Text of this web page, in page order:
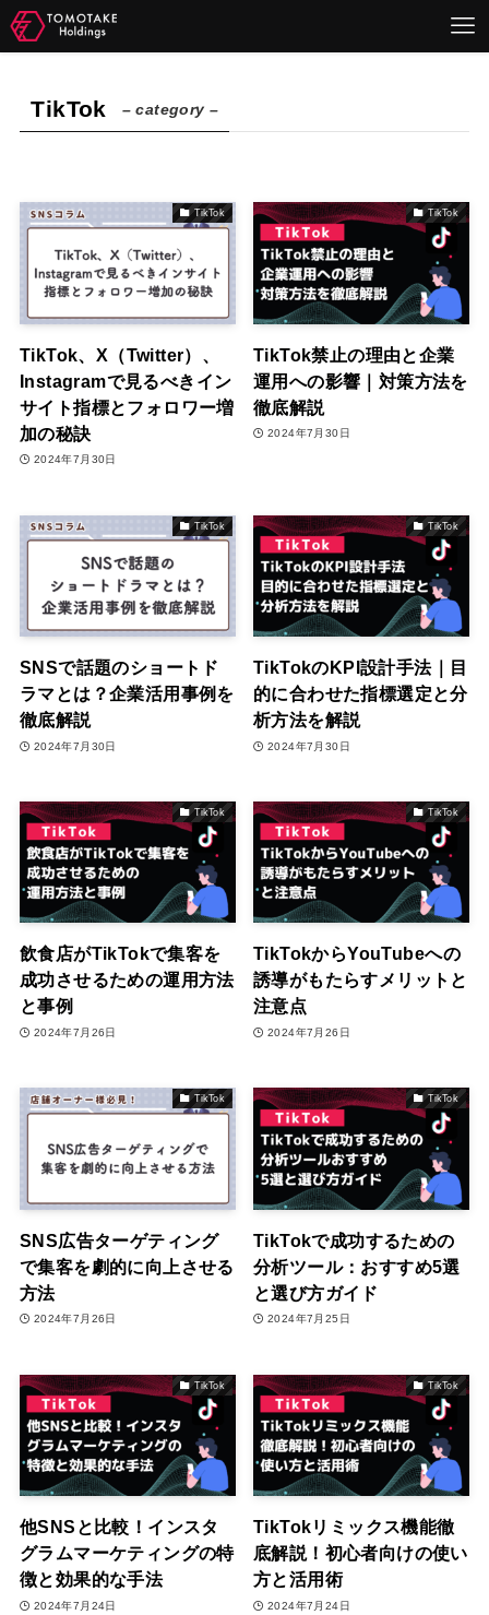
TikTok – category –
TikTok
TikTok、X（Twitter）、
Instagramで見るべきイン
サイト指標とフォロワー増
加の秘訣
2024年7月30日
TikTok
TikTok禁止の理由と企業
運用への影響｜対策方法を
徹底解説
2024年7月30日
TikTok
SNSで話題のショートド
ラマとは？企業活用事例を
徹底解説
2024年7月30日
TikTok
TikTokのKPI設計手法｜目
的に合わせた指標選定と分
析方法を解説
2024年7月30日
TikTok
飲食店がTikTokで集客を
成功させるための運用方法
と事例
2024年7月26日
TikTok
TikTokからYouTubeへの
誘導がもたらすメリットと
注意点
2024年7月26日
TikTok
SNS広告ターゲティング
で集客を劇的に向上させる
方法
2024年7月26日
TikTok
TikTokで成功するための
分析ツール：おすすめ5選
と選び方ガイド
2024年7月25日
TikTok
他SNSと比較！インスタ
グラムマーケティングの特
徴と効果的な手法
2024年7月24日
TikTok
TikTokリミックス機能徹
底解説！初心者向けの使い
方と活用術
2024年7月24日